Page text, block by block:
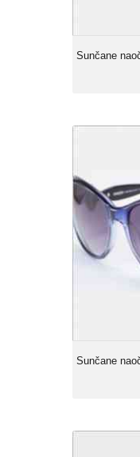
Sunčane
Sunčane